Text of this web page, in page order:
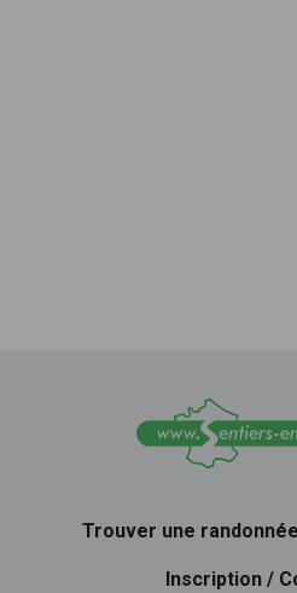
Trouver une randonnée
Inscription /